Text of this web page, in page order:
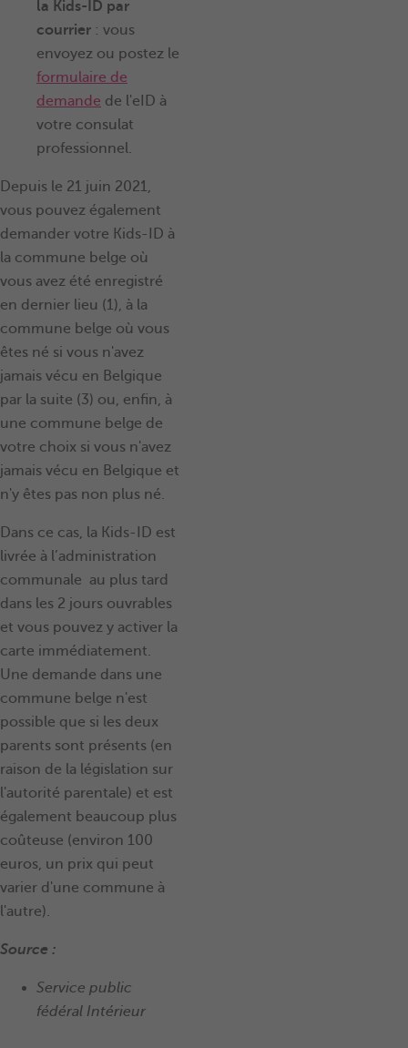
la Kids-ID par
courrier : vous
envoyez ou postez le
formulaire de
demande de l'eID à
votre consulat
professionnel.
Depuis le 21 juin 2021,
vous pouvez également
demander votre Kids-ID à
la commune belge où
vous avez été enregistré
en dernier lieu (1), à la
commune belge où vous
êtes né si vous n'avez
jamais vécu en Belgique
par la suite (3) ou, enfin, à
une commune belge de
votre choix si vous n'avez
jamais vécu en Belgique et
n'y êtes pas non plus né.
Dans ce cas, la Kids-ID est
livrée à l’administration
communale au plus tard
dans les 2 jours ouvrables
et vous pouvez y activer la
carte immédiatement.
Une demande dans une
commune belge n'est
possible que si les deux
parents sont présents (en
raison de la législation sur
l'autorité parentale) et est
également beaucoup plus
coûteuse (environ 100
euros, un prix qui peut
varier d'une commune à
l'autre).
Source :
Service public
fédéral Intérieur